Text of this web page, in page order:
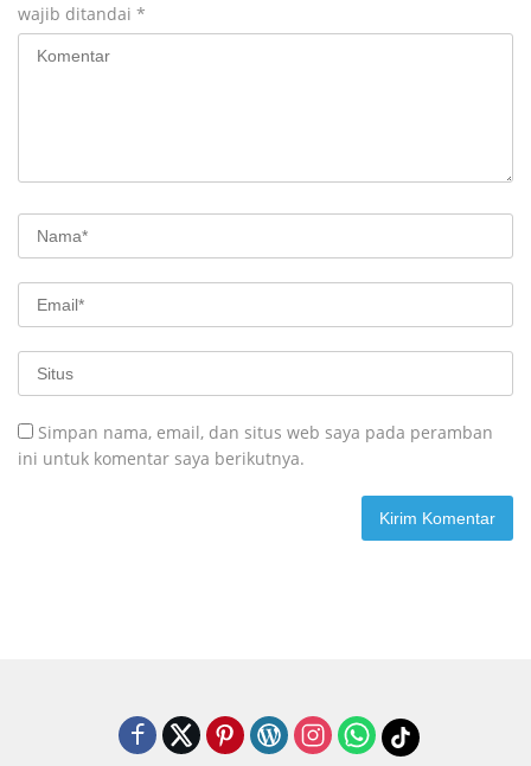
wajib ditandai *
Simpan nama, email, dan situs web saya pada peramban
ini untuk komentar saya berikutnya.